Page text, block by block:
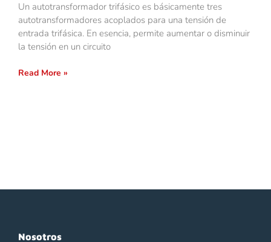
Un autotransformador trifásico es básicamente tres
autotransformadores acoplados para una tensión de
entrada trifásica. En esencia, permite aumentar o disminuir
la tensión en un circuito
Read More »
Nosotros